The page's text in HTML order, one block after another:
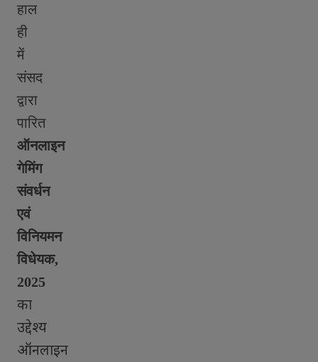
हाल
ही
में
संसद
द्वारा
पारित
ऑनलाइन
गेमिंग
संवर्धन
एवं
विनियमन
विधेयक,
2025
का
उद्देश्य
ऑनलाइन